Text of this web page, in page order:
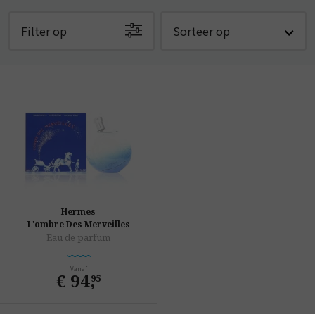
Filter op Sorteer op
Hermes
L'ombre Des Merveilles
Eau de parfum
Vanaf
€ 94,
95